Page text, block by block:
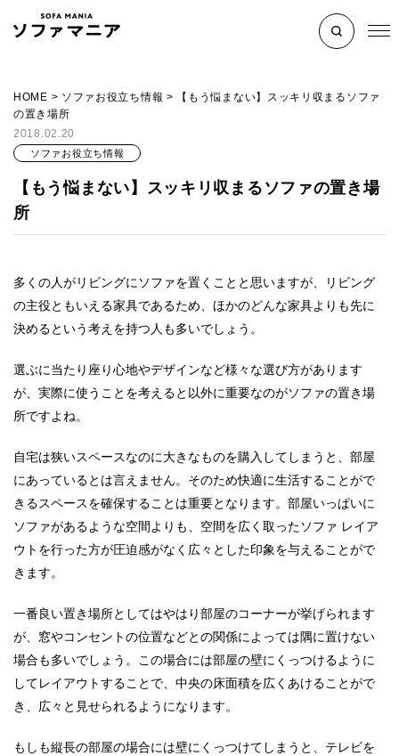
HOME > ソファお役立ち情報 >
【もう悩まない】スッキリ収まるソファ
の置き場所
2018.02.20
ソファお役立ち情報
【もう悩まない】スッキリ収まるソファの置き場
所
多くの人がリビングにソファを置くことと思いますが、リビング
の主役ともいえる家具であるため、ほかのどんな家具よりも先に
決めるという考えを持つ人も多いでしょう。
選ぶに当たり座り心地やデザインなど様々な選び方があります
が、実際に使うことを考えると以外に重要なのがソファの置き場
所ですよね。
自宅は狭いスペースなのに大きなものを購入してしまうと、部屋
にあっているとは言えません。そのため快適に生活することがで
きるスペースを確保することは重要となります。部屋いっぱいに
ソファがあるような空間よりも、空間を広く取ったソファ レイア
ウトを行った方が圧迫感がなく広々とした印象を与えることがで
きます。
一番良い置き場所としてはやはり部屋のコーナーが挙げられます
が、窓やコンセントの位置などとの関係によっては隅に置けない
場合も多いでしょう。この場合には部屋の壁にくっつけるように
してレイアウトすることで、中央の床面積を広くあけることがで
き、広々と見せられるようになります。
もしも縦長の部屋の場合には壁にくっつけてしまうと、テレビを